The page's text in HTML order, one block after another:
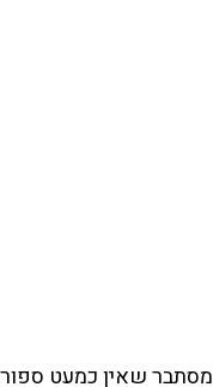
מסתבר שאין כמעט